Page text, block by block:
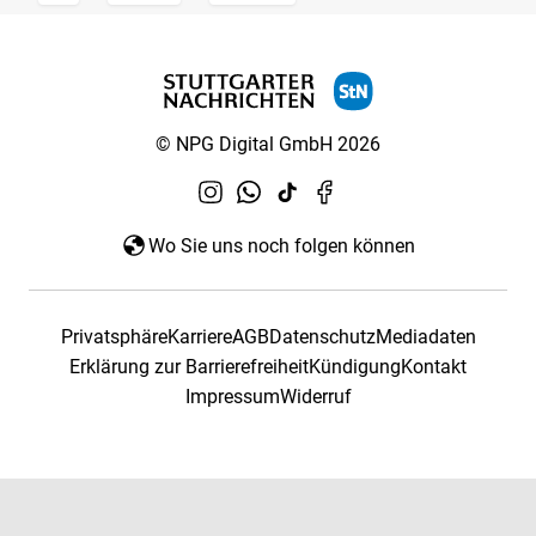
© NPG Digital GmbH 2026
Wo Sie uns noch folgen können
PrivatsphäreKarriereAGBDatenschutzMediadaten
Erklärung zur BarrierefreiheitKündigungKontakt
ImpressumWiderruf